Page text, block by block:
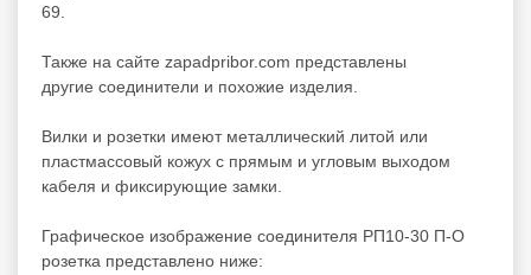
69.
Также на сайте zapadpribor.com представлены
другие соединители и похожие изделия.
Вилки и розетки имеют металлический литой или
пластмассовый кожух с прямым и угловым выходом
кабеля и фиксирующие замки.
Графическое изображение соединителя РП10-30 П-О
розетка представлено ниже: